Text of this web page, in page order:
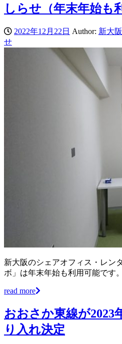
しらせ（年末年始も
2022年12月22日 Author: 新大
せ
新大阪のシェアオフィス・レン
ボ」は年末年始も利用可能です
read more
おおさか東線が2023
り入れ決定